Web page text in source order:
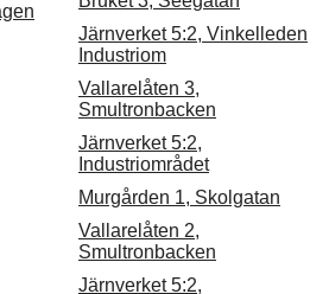
Järnverket 5:2, Vinkelleden
Industriom
Vallarelåten 3,
Smultronbacken
Järnverket 5:2,
Industriområdet
Murgården 1, Skolgatan
Vallarelåten 2,
Smultronbacken
Järnverket 5:2,